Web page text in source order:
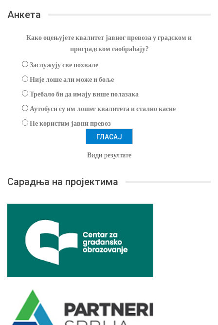
Анкета
Како оцењујете квалитет јавног превоза у градском и
приградском саобраћају?
Заслужују све похвале
Није лоше али може и боље
Требало би да имају више полазака
Аутобуси су им лошег квалитета и стално касне
Не користим јавни превоз
Види резултате
Сарадња на пројектима